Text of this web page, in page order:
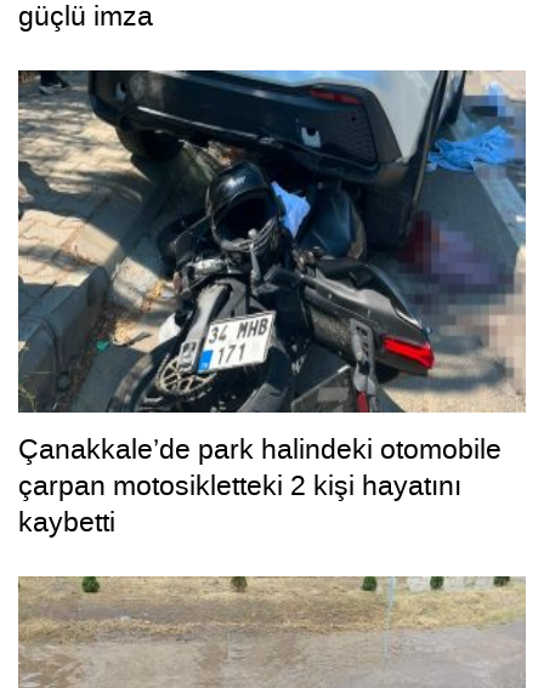
güçlü imza
Çanakkale’de park halindeki otomobile
çarpan motosikletteki 2 kişi hayatını
kaybetti